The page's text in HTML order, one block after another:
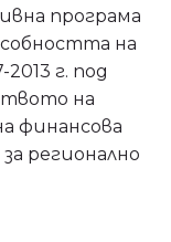
програма
на
г. под
на
финансова
регионално